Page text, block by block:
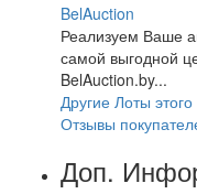
BelAuction
Реализуем Ваше
самой выгодной
BelAuction.by...
Другие Лоты
Отзывы
Доп.